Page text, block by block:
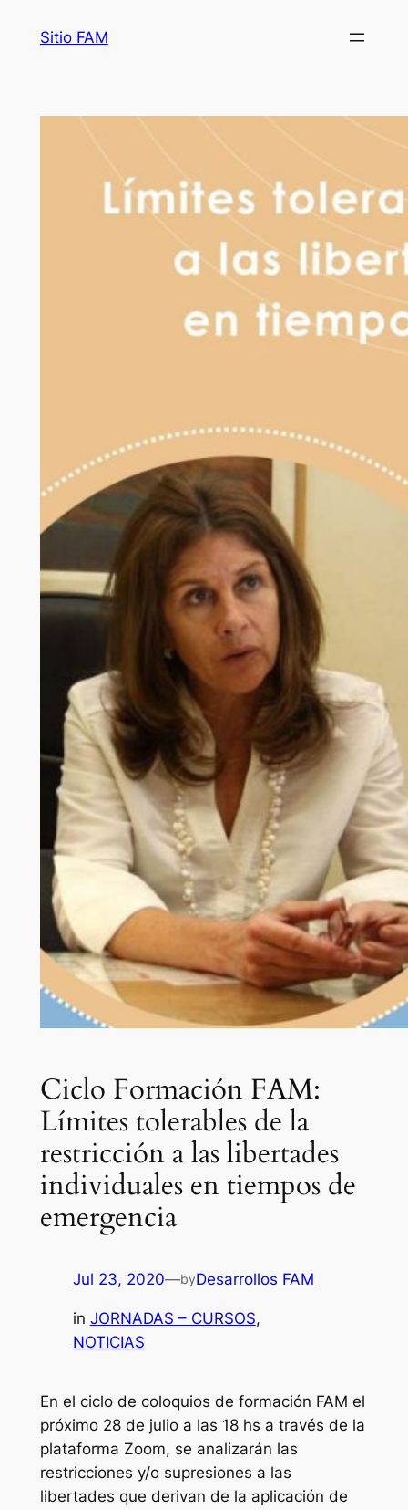
Sitio FAM
Ciclo Formación FAM:
Límites tolerables de la
restricción a las libertades
individuales en tiempos de
emergencia
Jul 23, 2020—byDesarrollos FAM
in JORNADAS – CURSOS
NOTICIAS
En el ciclo de coloquios de formación FAM el
próximo 28 de julio a las 18 hs a través de la
plataforma Zoom, se analizarán las
restricciones y/o supresiones a las
libertades que derivan de la aplicación de